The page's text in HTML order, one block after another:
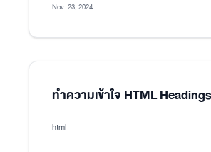
Nov. 23, 2024
ทำความเข้าใจ HTML Headings
html